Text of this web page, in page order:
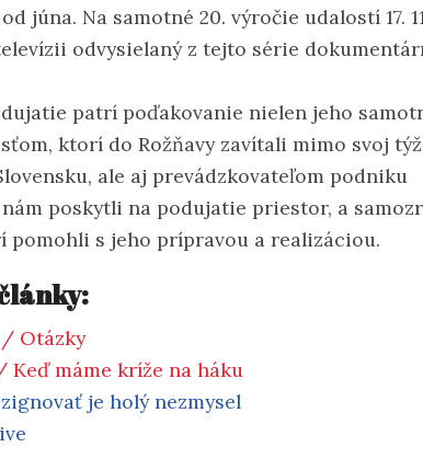
júna. Na samotné 20. výročie udalostí 17.
odvysielaný z tejto série
patrí poďakovanie nielen jeho
ktorí do Rožňavy zavítali mimo svoj
ale aj prevádzkovateľom podniku
poskytli na podujatie priestor, a
pomohli s jeho prípravou a realizáciou.
/ Otázky
Keď máme kríže na háku
je holý nezmysel